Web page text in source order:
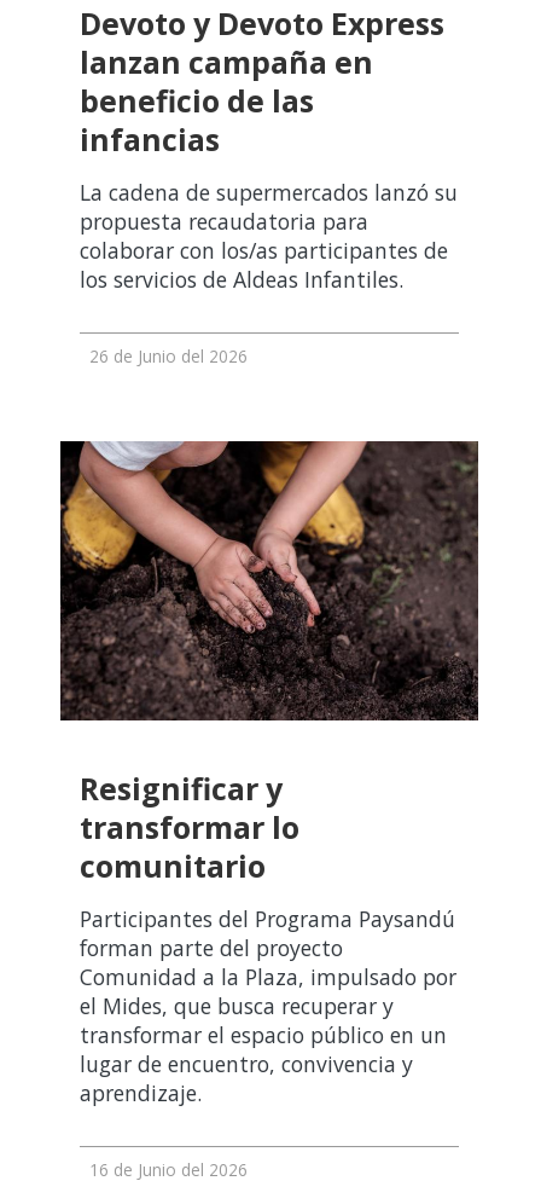
Devoto y Devoto Express
lanzan campaña en
beneficio de las
infancias
La cadena de supermercados lanzó su
propuesta recaudatoria para
colaborar con los/as participantes de
los servicios de Aldeas Infantiles.
26 de Junio del 2026
Resignificar y
transformar lo
comunitario
Participantes del Programa Paysandú
forman parte del proyecto
Comunidad a la Plaza, impulsado por
el Mides, que busca recuperar y
transformar el espacio público en un
lugar de encuentro, convivencia y
aprendizaje.
16 de Junio del 2026